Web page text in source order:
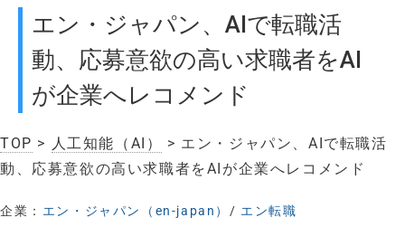
エン・ジャパン、AIで転職活
動、応募意欲の高い求職者をAI
が企業へレコメンド
TOP > 人工知能（AI）
> エン・ジャパン、AIで転職活
動、応募意欲の高い求職者をAIが企業へレコメンド
企業： エン・ジャパン（en-japan）/ エン転職